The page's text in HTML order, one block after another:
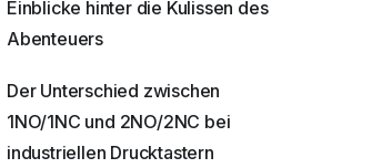
Einblicke hinter die Kulissen des
Abenteuers
Der Unterschied zwischen
1NO/1NC und 2NO/2NC bei
industriellen Drucktastern